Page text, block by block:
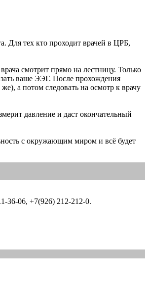
Для тех кто проходит врачей в ЦРБ,
смотрит прямо на лестницу. Только
ваше ЭЭГ. После прохождения
а потом следовать на осмотр к врачу
давление и даст окончательный
с окружающим миром и всё будет
36-06, +7(926) 212-212-0.